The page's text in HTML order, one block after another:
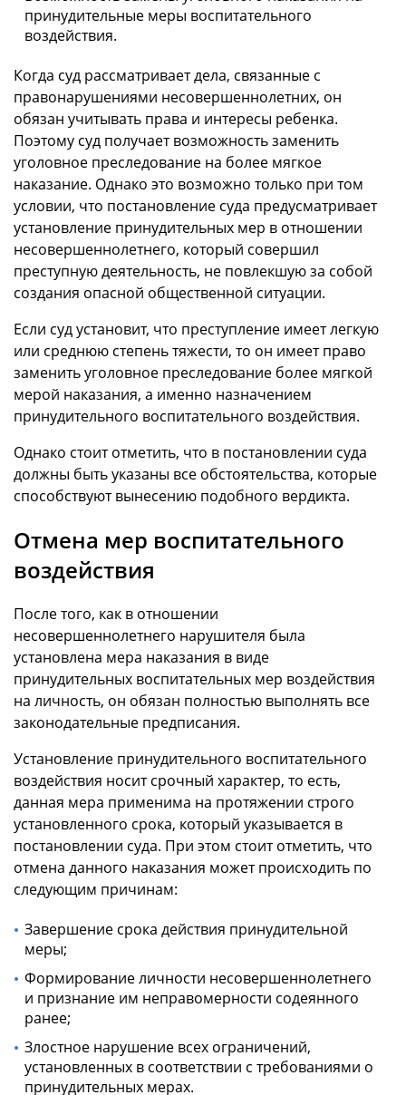
принудительные меры воспитательного
воздействия.
Когда суд рассматривает дела, связанные с
правонарушениями несовершеннолетних, он
обязан учитывать права и интересы ребенка.
Поэтому суд получает возможность заменить
уголовное преследование на более мягкое
наказание. Однако это возможно только при том
условии, что постановление суда предусматривает
установление принудительных мер в отношении
несовершеннолетнего, который совершил
преступную деятельность, не повлекшую за собой
создания опасной общественной ситуации.
Если суд установит, что преступление имеет легкую
или среднюю степень тяжести, то он имеет право
заменить уголовное преследование более мягкой
мерой наказания, а именно назначением
принудительного воспитательного воздействия.
Однако стоит отметить, что в постановлении суда
должны быть указаны все обстоятельства, которые
способствуют вынесению подобного вердикта.
Отмена мер воспитательного
воздействия
После того, как в отношении
несовершеннолетнего нарушителя была
установлена мера наказания в виде
принудительных воспитательных мер воздействия
на личность, он обязан полностью выполнять все
законодательные предписания.
Установление принудительного воспитательного
воздействия носит срочный характер, то есть,
данная мера применима на протяжении строго
установленного срока, который указывается в
постановлении суда. При этом стоит отметить, что
отмена данного наказания может происходить по
следующим причинам:
Завершение срока действия принудительной
меры;
Формирование личности несовершеннолетнего
и признание им неправомерности содеянного
ранее;
Злостное нарушение всех ограничений,
установленных в соответствии с требованиями о
принудительных мерах.